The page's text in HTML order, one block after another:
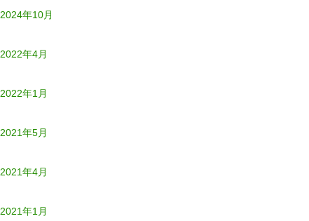
2024年10月
2022年4月
2022年1月
2021年5月
2021年4月
2021年1月